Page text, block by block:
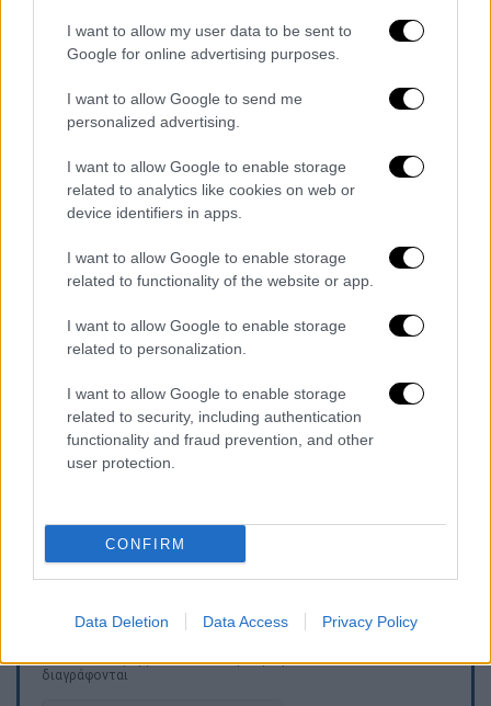
I want to allow my user data to be sent to
Google for online advertising purposes.
I want to allow Google to send me
personalized advertising.
I want to allow Google to enable storage
related to analytics like cookies on web or
device identifiers in apps.
I want to allow Google to enable storage
related to functionality of the website or app.
I want to allow Google to enable storage
related to personalization.
I want to allow Google to enable storage
related to security, including authentication
functionality and fraud prevention, and other
user protection.
CONFIRM
Data Deletion Data Access Privacy Policy
Πάροχοι είναιτουριστικά καταλύματα και
ακτοπλοϊκές εταιρείες. Οιαιτήσεις
παρόχων
υποβάλλονται από
21.04.2026 έως
10.05.2026, μέσωgov.gr
, στην ηλεκτρονική
https://www.gov.gr/ipiresies/ergasia-kai-
asphalise/apozemioseis-kai-
parokhes/parohoi-tourismou
διαδρομή είναι: Αρχική > Εργασία και
Πάροχοι Κοινωνικού Τουρισμού. Στο
μητρώο παρόχωνεντάσσονται αυτόματα οι
πάροχοι του προηγούμενου έτους
, αρκεί να
επικαιροποιήσουν τα δικαιολογητικά
συμμετοχής.
https://www.dypa.gov.gr/koinonikos-
toyrismos.
διαγράφονται